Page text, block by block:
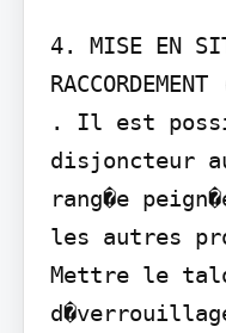
4. MISE EN
. Il est
disjoncteur
rang�e
les autres
Mettre le